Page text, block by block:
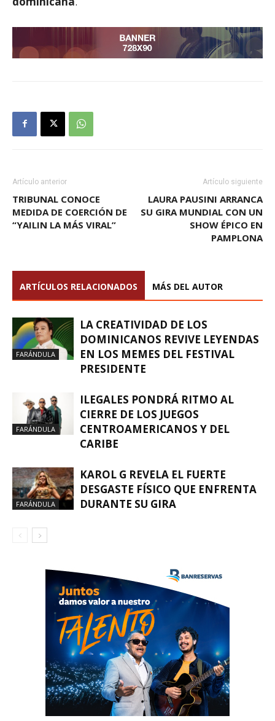
Artículo anterior
TRIBUNAL CONOCE
MEDIDA DE COERCIÓN DE
“YAILIN LA MÁS VIRAL”
Artículo siguiente
LAURA PAUSINI ARRANCA
SU GIRA MUNDIAL CON UN
SHOW ÉPICO EN
PAMPLONA
ARTÍCULOS RELACIONADOS MÁS DEL AUTOR
FARÁNDULA
LA CREATIVIDAD DE LOS
DOMINICANOS REVIVE LEYENDAS
EN LOS MEMES DEL FESTIVAL
PRESIDENTE
FARÁNDULA
ILEGALES PONDRÁ RITMO AL
CIERRE DE LOS JUEGOS
CENTROAMERICANOS Y DEL
CARIBE
FARÁNDULA
KAROL G REVELA EL FUERTE
DESGASTE FÍSICO QUE ENFRENTA
DURANTE SU GIRA